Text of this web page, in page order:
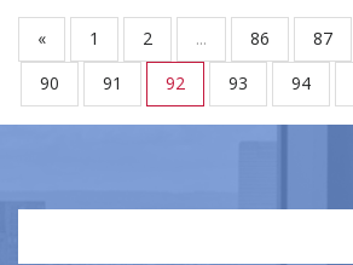
« 1 2 ... 86 87
90
91 92 93 94